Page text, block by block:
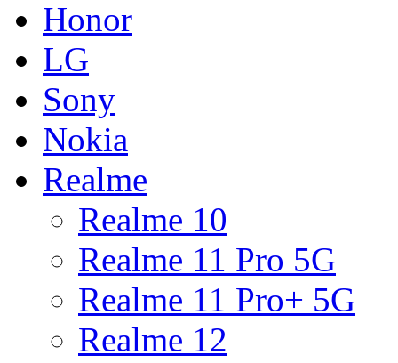
Honor
LG
Sony
Nokia
Realme
Realme 10
Realme 11 Pro 5G
Realme 11 Pro+ 5G
Realme 12